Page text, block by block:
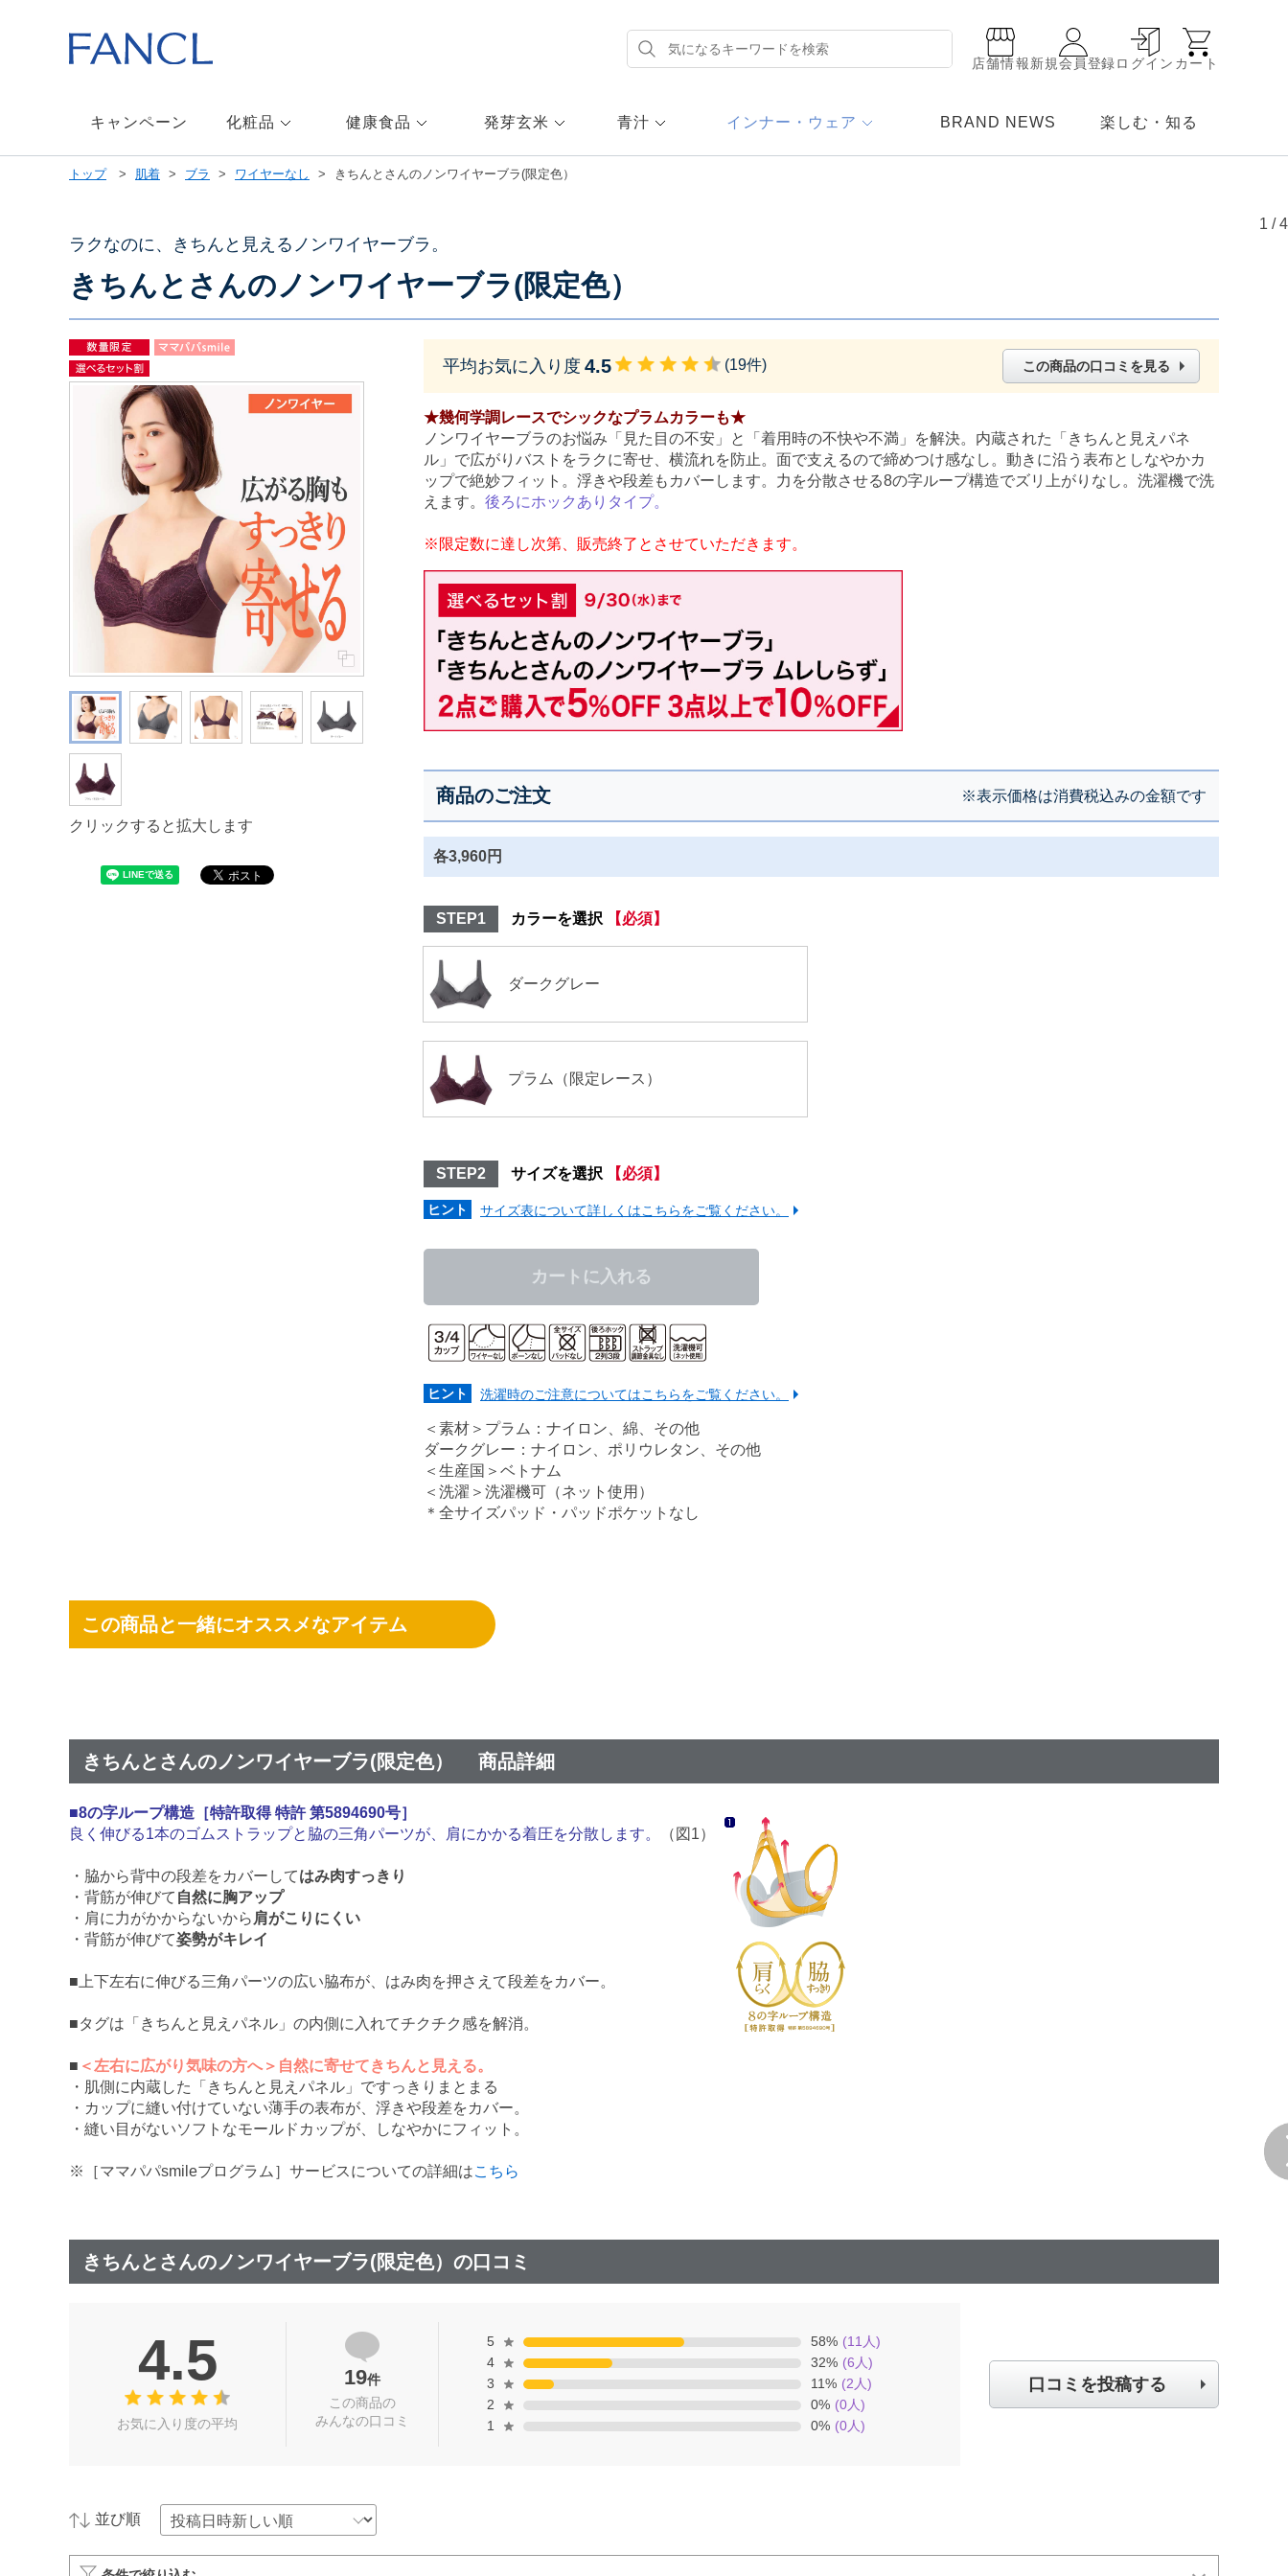
メ
店舗情報新規会員登録ログイン カート
キャンペーン 化粧品 健康食品 発芽玄米 青汁 インナー・ウェア BRAND NEWS 楽しむ・知る
トップ 肌着 ブラ ワイヤーなし きちんとさんのノンワイヤーブラ(限定色）
ラクなのに、きちんと見えるノンワイヤーブラ。
きちんとさんのノンワイヤーブラ(限定色）
クリックすると拡大します
平均お気に入り度 4.5 (19件) この商品の口コミを見る
★幾何学調レースでシックなプラムカラーも★
ノンワイヤーブラのお悩み「見た目の不安」と「着用時の不快や不満」を解決。内蔵された「きちんと見えパネ
ル」で広がりバストをラクに寄せ、横流れを防止。面で支えるので締めつけ感なし。動きに沿う表布としなやかカ
ップで絶妙フィット。浮きや段差もカバーします。力を分散させる8の字ループ構造でズリ上がりなし。洗濯機で洗
えます。 後ろにホックありタイプ。
※限定数に達し次第、販売終了とさせていただきます。
商品のご注文 ※表示価格は消費税込みの金額です
各3,960円
STEP1 カラーを選択 【必須】
ダークグレー
プラム（限定レース）
STEP2 サイズを選択 【必須】
ヒント サイズ表について詳しくはこちらをご覧ください。
カートに入れる
ヒント 洗濯時のご注意についてはこちらをご覧ください。
＜素材＞プラム：ナイロン、綿、その他
ダークグレー：ナイロン、ポリウレタン、その他
＜生産国＞ベトナム
＜洗濯＞洗濯機可（ネット使用）
＊全サイズパッド・パッドポケットなし
この商品と一緒にオススメなアイテム
1 /4
きちんとさんのノンワイヤーブラ(限定色） 商品詳細
■8の字ループ構造［特許取得 特許 第5894690号］
良く伸びる1本のゴムストラップと脇の三角パーツが、肩にかかる着圧を分散します。
（図1）
・脇から背中の段差をカバーしてはみ肉すっきり
・背筋が伸びて 自然に胸アップ
・肩に力がかからないから 肩がこりにくい
・背筋が伸びて姿勢がキレイ
■上下左右に伸びる三角パーツの広い脇布が、はみ肉を押さえて段差をカバー。
■タグは「きちんと見えパネル」の内側に入れてチクチク感を解消。
■ ＜左右に広がり気味の方へ＞自然に寄せてきちんと見える。
・肌側に内蔵した「きちんと見えパネル」ですっきりまとまる
・カップに縫い付けていない薄手の表布が、浮きや段差をカバー。
・縫い目がないソフトなモールドカップが、しなやかにフィット。
※［ママパパsmileプログラム］サービスについての詳細はこちら
きちんとさんのノンワイヤーブラ(限定色）の口コミ
4.5
お気に入り度の平均
19件
この商品の
みんなの口コミ
5 58% (11 人)
4
32% (6 人)
3
11% (2 人)
2
0% (0人)
1
0% (0人)
口コミを投稿する
並び順